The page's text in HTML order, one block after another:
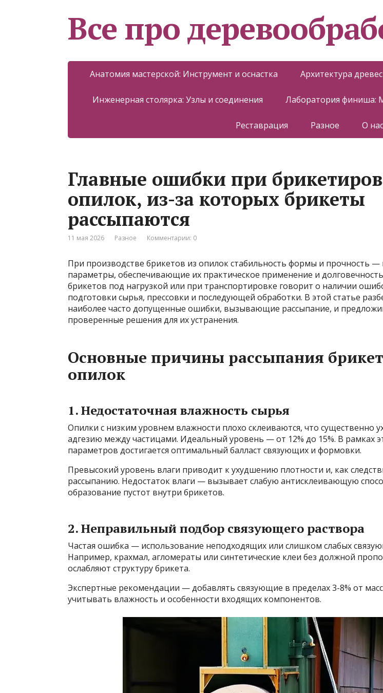
Все про
Анатомия мастерской: Инструмент и оснастка Архитектура
Инженерная столярка: Узлы и соединения Лаборатория финиша:
Реставрация Разное О нас
Главные ошибки при
опилок, из-за которых брикеты
рассыпаются
11 мая 2026 Разное Комментарии: 0
При производстве брикетов из опилок стабильность формы и прочность
параметры, обеспечивающие их практическое применение и
брикетов под нагрузкой или при транспортировке говорит о наличии
подготовки сырья, прессовки и последующей обработки. В этой статье
наиболее часто допущенные ошибки, вызывающие рассыпание, и
проверенные решения для их устранения.
Основные причины рассыпания
опилок
1. Недостаточная влажность сырья
Опилки с низким уровнем влажности плохо склеиваются, что существенно
адгезию между частицами. Идеальный уровень — от 12% до 15%. В рамках
параметров достигается оптимальный балласт связующих и формовки.
Превысокий уровень влаги приводит к ухудшению плотности и, как
рассыпанию. Недостаток влаги — вызывает слабую антисклеивающую
образование пустот внутри брикетов.
2. Неправильный подбор связующего раствора
Частая ошибка — использование неподходящих или слишком слабых
Например, крахмал, агломераты или синтетические клеи без должной
ослабляют структуру брикета.
Экспертные рекомендации — добавлять связующие в пределах 3-8% от
учитывать влажность и особенности входящих компонентов.